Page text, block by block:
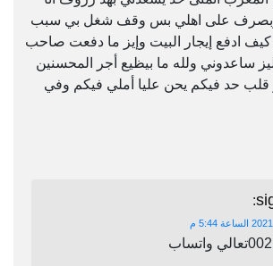
وبصرف على اهلي بس وقف شغل بي سبب
ادفع إيجار البيت وإيز ما دفعت صاحب
ساعدوني ولله ما بيظيع أجر المحسنين
قلب حد فيكم يحن عليا أملي فيكم وفي
: